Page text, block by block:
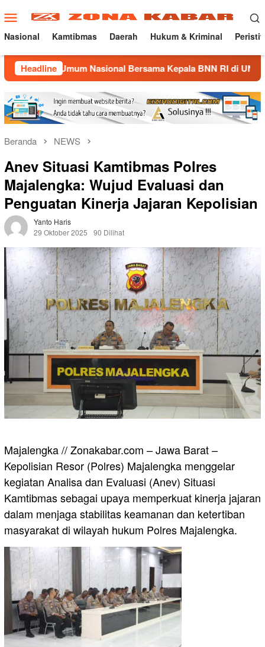
ke
konten
Menu
Mobile
Nasional Kamtibmas Daerah Hukum & Kriminal
Headline
Nasional Bersama Kepala BNN RI di UNMA
Beranda NEWS
Anev Situasi Kamtibmas Polres
Majalengka: Wujud Evaluasi dan
Penguatan Kinerja Jajaran Kepolisian
Yanto Haris
29 Oktober 2025
90 Dilihat
Majalengka // Zonakabar.com – Jawa Barat –
Kepolisian Resor (Polres) Majalengka menggelar
kegiatan Analisa dan Evaluasi (Anev) Situasi
Kamtibmas sebagai upaya memperkuat kinerja jajaran
dalam menjaga stabilitas keamanan dan ketertiban
masyarakat di wilayah hukum Polres Majalengka.